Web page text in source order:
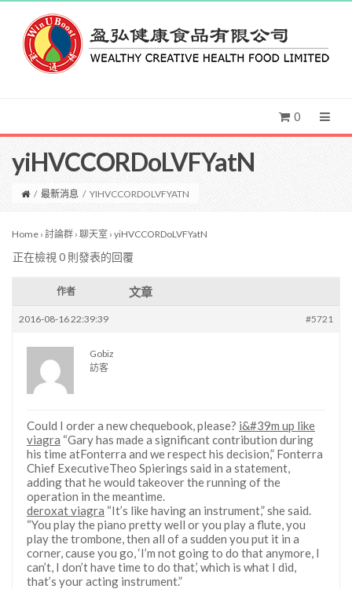
0
yiHVCCORDoLVFYatN
/ 最新消息 / YIHVCCORDOLVFYATN
Home › 討論群 › 聊天室 › yiHVCCORDoLVFYatN
正在檢視 0 則發表的回覆
作者 文章
2016-08-16 22:39:39 #5721
Gobiz
訪客
Could I order a new chequebook, please? i&#39m up like
viagra “Gary has made a significant contribution during
his time atFonterra and we respect his decision,” Fonterra
Chief ExecutiveTheo Spierings said in a statement,
adding that he would takeover the running of the
operation in the meantime.
deroxat viagra “It’s like having an instrument,” she said.
“You play the piano pretty well or you play a flute, you
play the trombone, then all of a sudden you put it in a
corner, cause you go, ‘I’m not going to do that anymore, I
can’t, I don’t have time to do that,’ which is what I did,
that’s your acting instrument.”